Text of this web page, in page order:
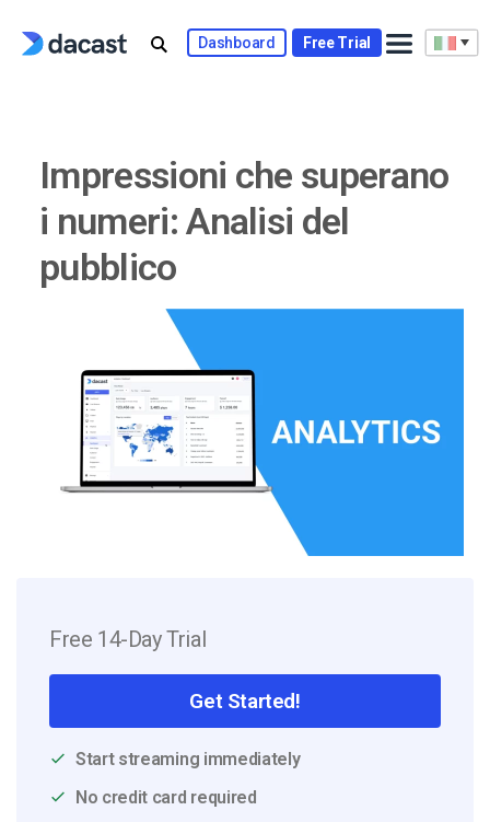
Dashboard Free Trial
Impressioni che superano
i numeri: Analisi del
pubblico
Free 14-Day Trial
Get Started!
Start streaming immediately
No credit card required